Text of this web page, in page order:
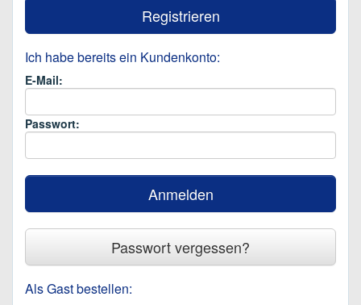
Registrieren
Ich habe bereits ein Kundenkonto:
E-Mail:
Passwort:
Anmelden
Passwort vergessen?
Als Gast bestellen: